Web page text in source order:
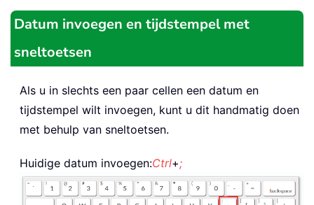
Datum invoegen en tijdstempel met
sneltoetsen
Als u in slechts een paar cellen een datum en
tijdstempel wilt invoegen, kunt u dit handmatig doen
met behulp van sneltoetsen.
Huidige datum invoegen:Ctrl+;